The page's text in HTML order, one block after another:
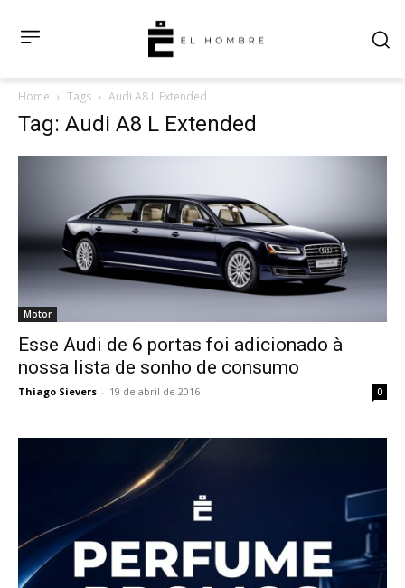
Home Tags Audi A8 L Extended
Tag: Audi A8 L Extended
Motor
Esse Audi de 6 portas foi adicionado à
nossa lista de sonho de consumo
Thiago Sievers - 19 de abril de 2016 0